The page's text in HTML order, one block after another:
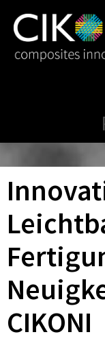
CIKONI